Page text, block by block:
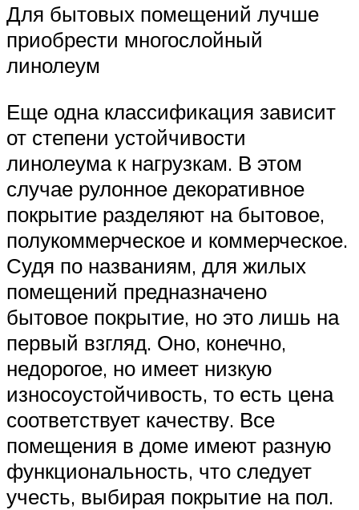
Для бытовых помещений лучше
приобрести многослойный
линолеум
Еще одна классификация зависит
от степени устойчивости
линолеума к нагрузкам. В этом
случае рулонное декоративное
покрытие разделяют на бытовое,
полукоммерческое и коммерческое.
Судя по названиям, для жилых
помещений предназначено
бытовое покрытие, но это лишь на
первый взгляд. Оно, конечно,
недорогое, но имеет низкую
износоустойчивость, то есть цена
соответствует качеству. Все
помещения в доме имеют разную
функциональность, что следует
учесть, выбирая покрытие на пол.